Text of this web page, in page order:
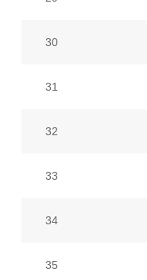
30
31
32
33
34
35